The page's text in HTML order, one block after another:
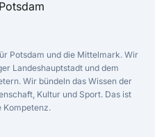
Potsdam und die Mittelmark. Wir
Landeshauptstadt und dem
Wir bündeln das Wissen der
Kultur und Sport. Das ist
Kompetenz.